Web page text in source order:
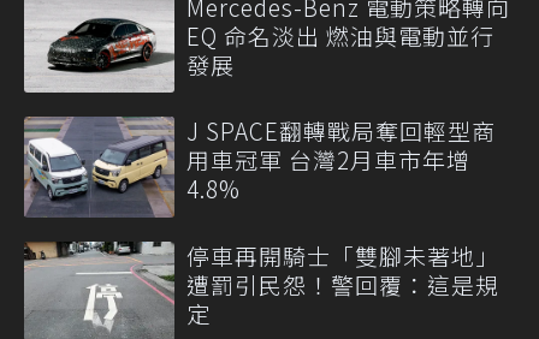
Mercedes-Benz 電動策略轉向
EQ 命名淡出 燃油與電動並行
發展
J SPACE翻轉戰局奪回輕型商
用車冠軍 台灣2月車市年增
4.8%
停車再開騎士「雙腳未著地」
遭罰引民怨！警回覆：這是規
定